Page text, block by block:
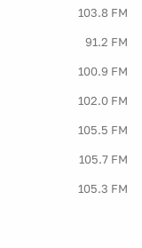
103.8 FM
91.2 FM
100.9 FM
102.0 FM
105.5 FM
105.7 FM
105.3 FM